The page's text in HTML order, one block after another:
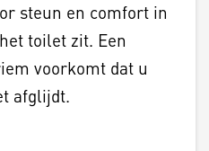
steun en comfort in
toilet zit. Een
voorkomt dat u
afglijdt.